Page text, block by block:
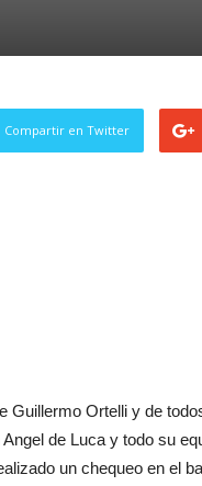
Compartir en Twitter
Guillermo Ortelli y de
Angel de Luca y todo su
un chequeo en el